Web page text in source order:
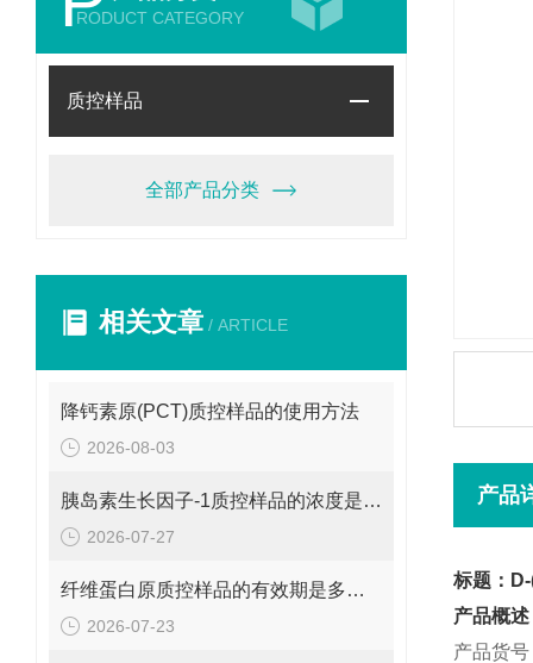
RODUCT CATEGORY
质控样品
全部产品分类
相关文章 / ARTICLE
降钙素原(PCT)质控样品的使用方法
2026-08-03
胰岛素生长因子-1质控样品的浓度是多少呢？
2026-07-27
纤维蛋白原质控样品的有效期是多久呢？
2026-07-23
产品
标题：
产品概述
产品货